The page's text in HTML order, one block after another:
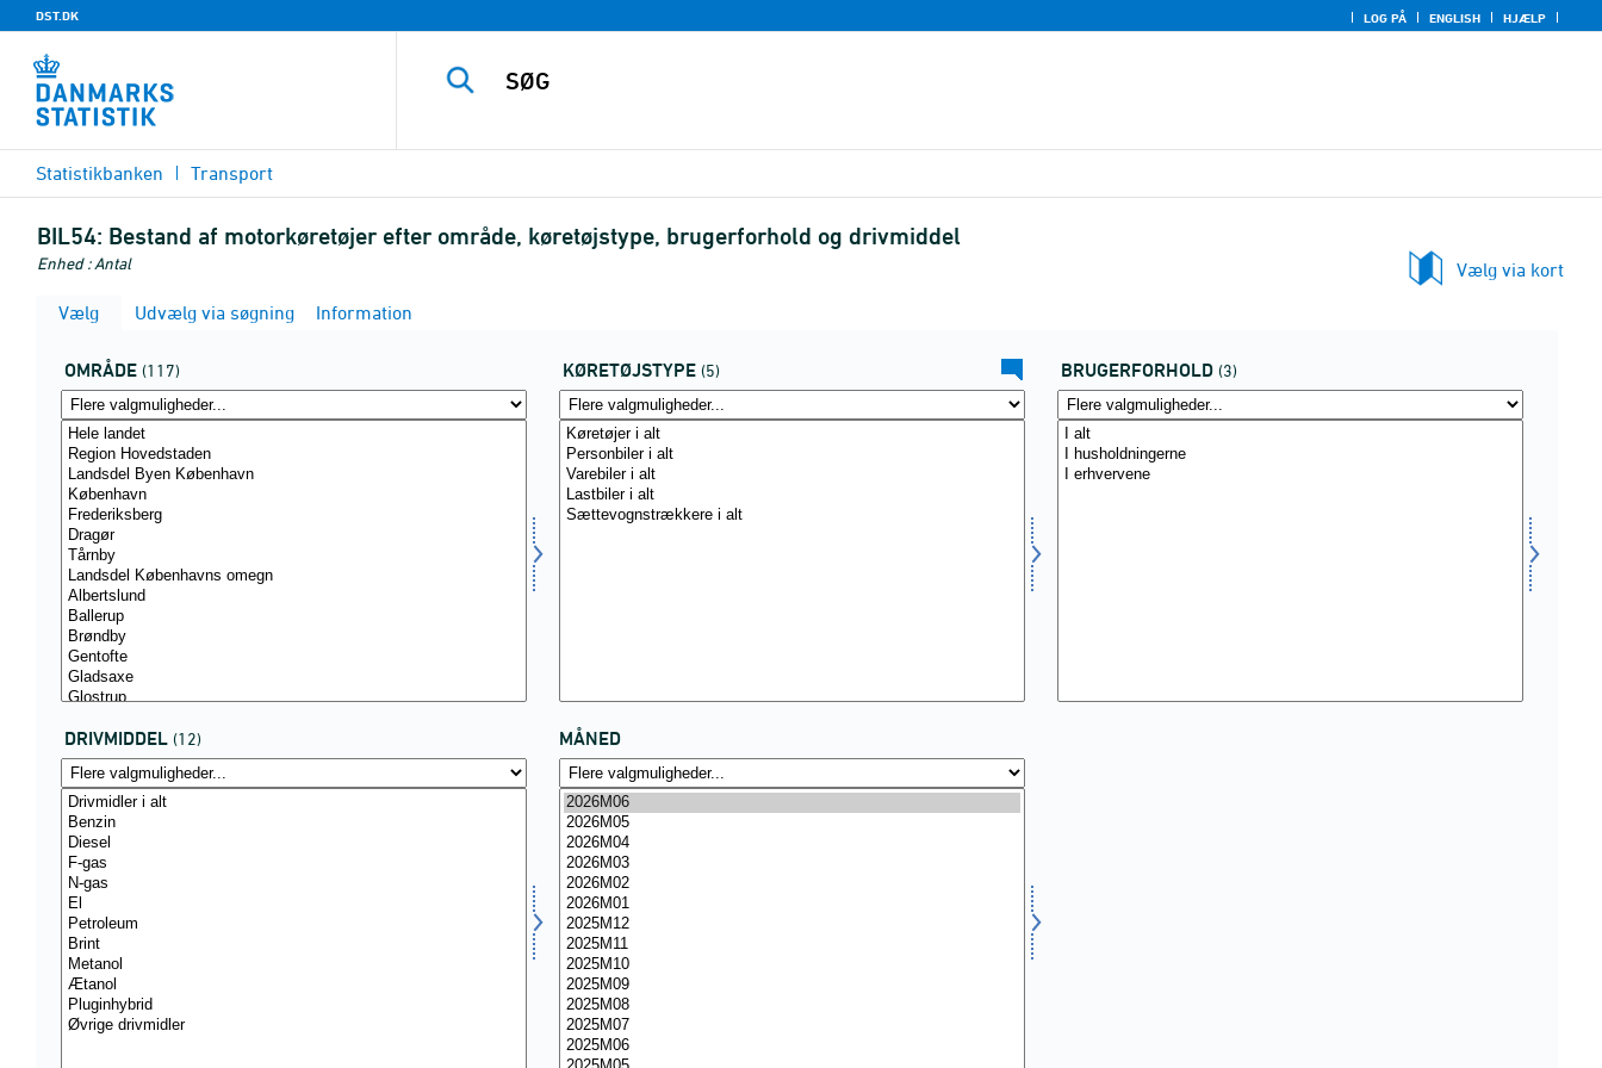
DST.DK LOG PÅ ENGLISH HJÆLP
Statistikbanken Transport
BIL54: Bestand af motorkøretøjer efter område, køretøjstype, brugerforhold og drivmiddel
Enhed : Antal
Vælg via kort
Vælg
Udvælg via søgning Information
OMRÅDE (117) KØRETØJSTYPE (5) BRUGERFORHOLD (3)
DRIVMIDDEL (12) MÅNED